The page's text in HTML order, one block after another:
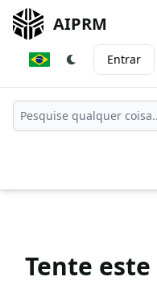
AIPRM
Entrar
Tente este